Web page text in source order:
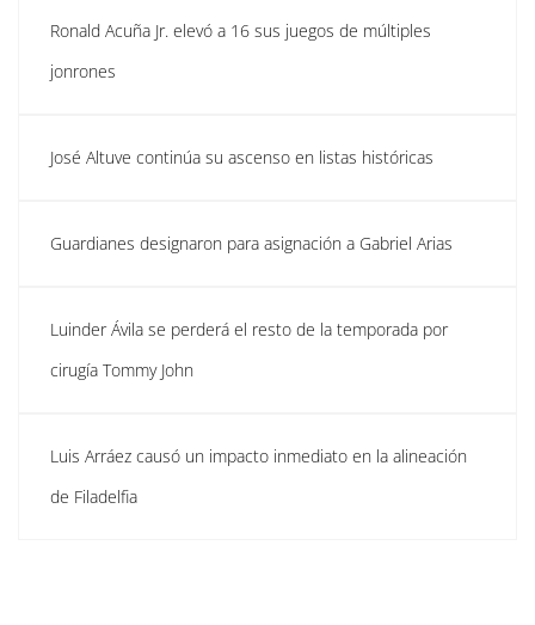
Ronald Acuña Jr. elevó a 16 sus juegos de múltiples
jonrones
José Altuve continúa su ascenso en listas históricas
Guardianes designaron para asignación a Gabriel Arias
Luinder Ávila se perderá el resto de la temporada por
cirugía Tommy John
Luis Arráez causó un impacto inmediato en la alineación
de Filadelfia